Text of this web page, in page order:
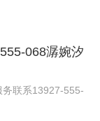
068潺婉汐
联系13927-555-